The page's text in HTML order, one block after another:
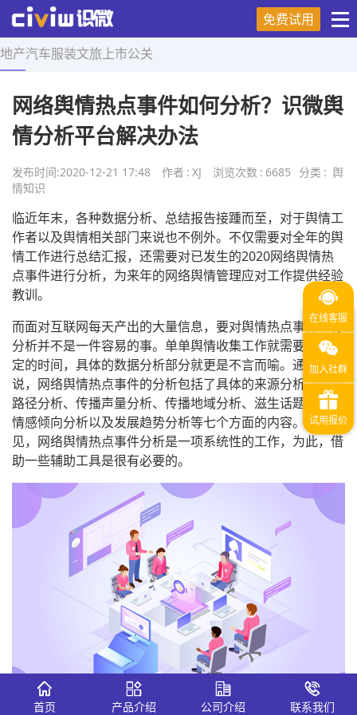
免费试用
地产汽车服装文旅 上市公关
首页 > 舆情知识 > 正文
网络舆情热点事件如何分析？识微舆
情分析平台解决办法
发布时间:2020-12-21 17:48 作者 : XJ 浏览次数 : 6685 分类 : 舆
情知识
临近年末，各种数据分析、总结报告接踵而至，对于舆情工
作者以及舆情相关部门来说也不例外。不仅需要对全年的舆
情工作进行总结汇报，还需要对已发生的2020网络舆情热
点事件进行分析，为来年的网络舆情管理应对工作提供经验
教训。
而面对互联网每天产出的大量信息，要对舆情热点事件进行
分析并不是一件容易的事。单单舆情收集工作就需要耗费一
定的时间，具体的数据分析部分就更是不言而喻。通常来
说，网络舆情热点事件的分析包括了具体的来源分析、传播
路径分析、传播声量分析、传播地域分析、滋生话题分析、
情感倾向分析以及发展趋势分析等七个方面的内容。由此可
见，网络舆情热点事件分析是一项系统性的工作，为此，借
助一些辅助工具是很有必要的。
首页 产品介绍 公司介绍 联系我们